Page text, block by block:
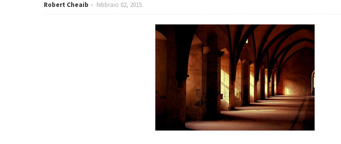
Robert Cheaib febbraio 02, 2015